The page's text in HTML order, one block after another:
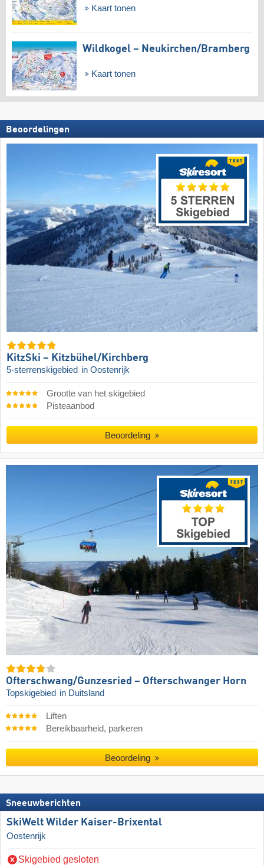
Kaart tonen
Wildkogel – Neukirchen/​Bramberg
Kaart tonen
Beoordelingen
KitzSki – Kitzbühel/​Kirchberg
5-sterrenskigebied in Oostenrijk
Grootte van het skigebied
Pisteaanbod
Beoordeling
Ofterschwang/​Gunzesried – Ofterschwanger Horn
Topskigebied in Duitsland
Liften
Bereikbaarheid, parkeren
Beoordeling
Sneeuwberichten
SkiWelt Wilder Kaiser-Brixental
Oostenrijk
Skigebied gesloten